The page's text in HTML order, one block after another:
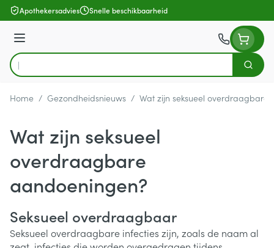
Ga naar de inhoud
Apothekersadvies Snelle beschikbaarheid
Menu
Product, merk, categorie...
Zoek
Home / Gezondheidsnieuws / Wat zijn seksueel overdraagbare
Wat zijn seksueel
overdraagbare
aandoeningen?
Seksueel overdraagbaar
Seksueel overdraagbare infecties zijn, zoals de naam al